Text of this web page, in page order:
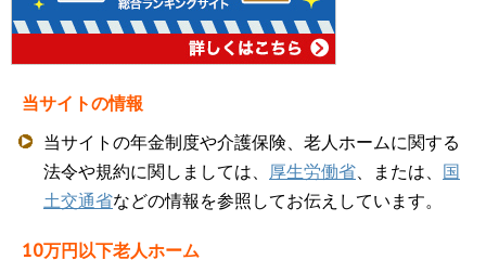
当サイトの情報
当サイトの年金制度や介護保険、老人ホームに関する
法令や規約に関しましては、 厚生労働省 、または、 国
土交通省などの情報を参照してお伝えしています。
10万円以下老人ホーム